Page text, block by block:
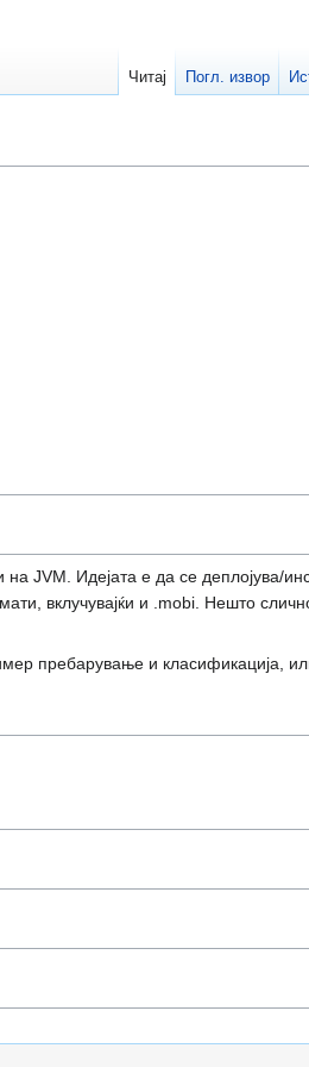
JVM. Идејата е да се деплојува/
вклучувајќи и .mobi. Нешто
пребарување и класификација,
Читај Погл. извор